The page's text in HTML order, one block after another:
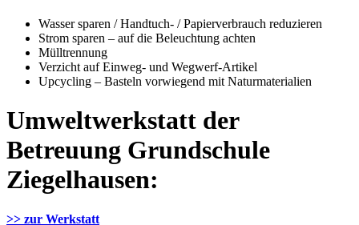
Wasser sparen / Handtuch- / Papierverbrauch reduzieren
Strom sparen – auf die Beleuchtung achten
Mülltrennung
Verzicht auf Einweg- und Wegwerf-Artikel
Upcycling – Basteln vorwiegend mit Naturmaterialien
Umweltwerkstatt der
Betreuung Grundschule
Ziegelhausen:
>> zur Werkstatt